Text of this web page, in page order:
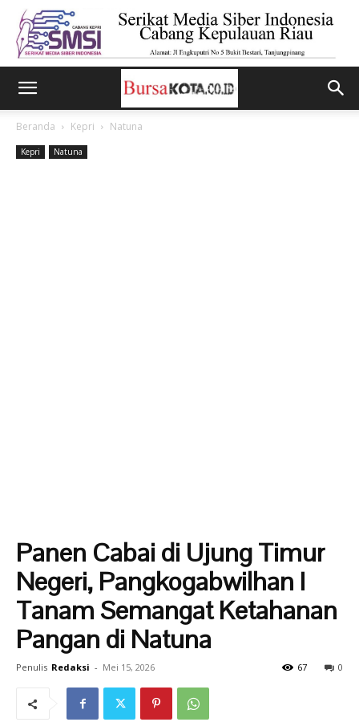
Beranda Kepri Natuna
Kepri Natuna
Panen Cabai di Ujung Timur
Negeri, Pangkogabwilhan I
Tanam Semangat Ketahanan
Pangan di Natuna
Penulis Redaksi - Mei 15, 2026 0
67